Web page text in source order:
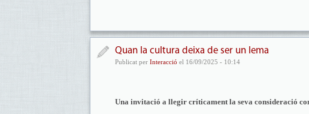
Quan la cultura deixa de ser un lema
Publicat per Interacció el 16/09/2025 - 10:14
Una invitació a llegir críticament la seva consideració